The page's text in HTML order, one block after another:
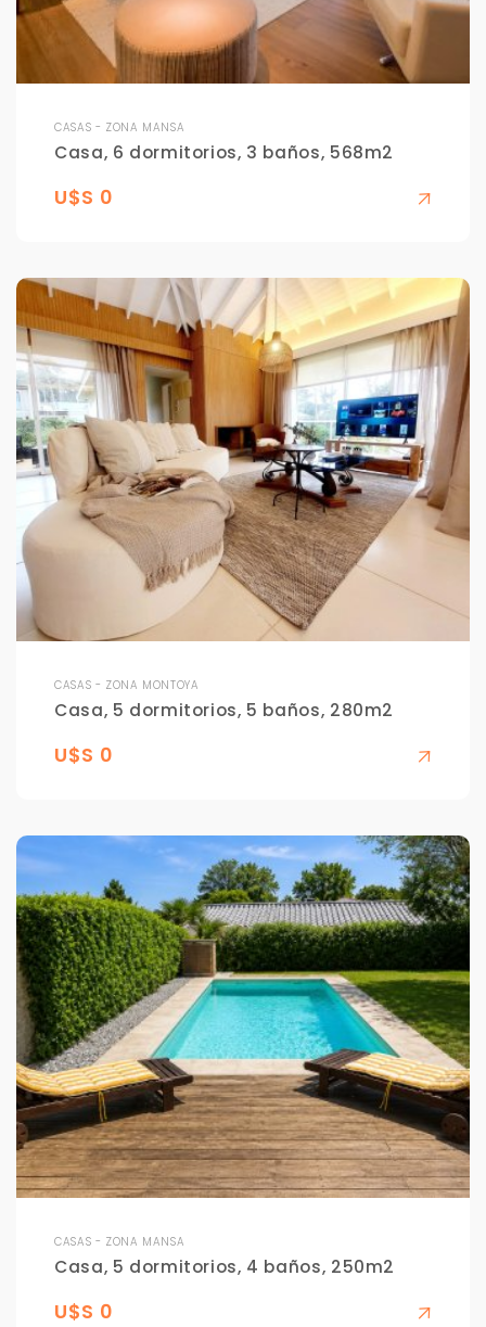
CASAS - ZONA MANSA
Casa, 6 dormitorios, 3 baños, 568m2
U$S 0
CASAS - ZONA MONTOYA
Casa, 5 dormitorios, 5 baños, 280m2
U$S 0
CASAS - ZONA MANSA
Casa, 5 dormitorios, 4 baños, 250m2
U$S 0